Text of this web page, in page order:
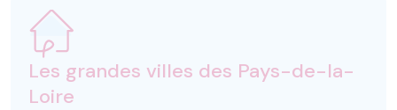
Les grandes villes des Pays-de-la-
Loire